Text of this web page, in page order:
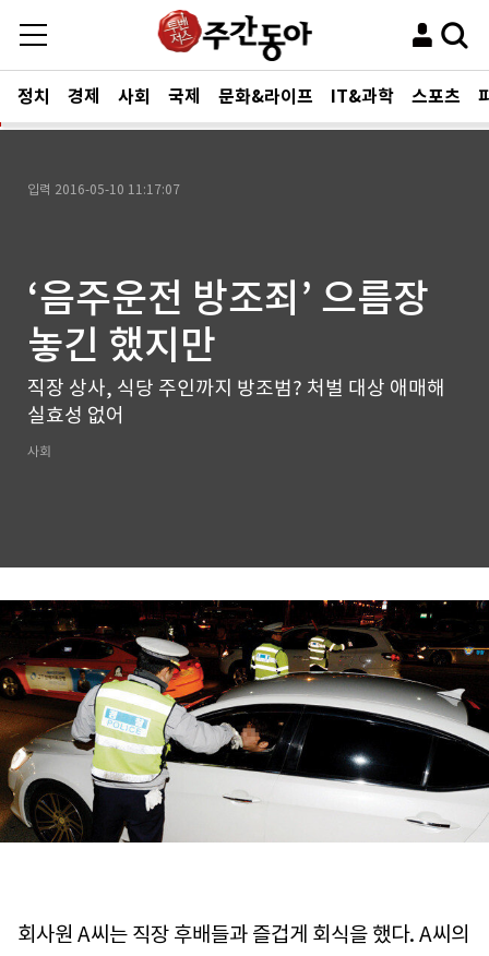
정치 경제 사회 국제 문화&라이프 IT&과학 스포츠
입력 2016-05-10 11:17:07
‘음주운전 방조죄’ 으름장
놓긴 했지만
직장 상사, 식당 주인까지 방조범? 처벌 대상 애매해
실효성 없어
사회
회사원 A씨는 직장 후배들과 즐겁게 회식을 했다. A씨의